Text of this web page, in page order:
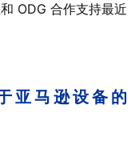
ODG 合作支持最近
亚马逊设备的